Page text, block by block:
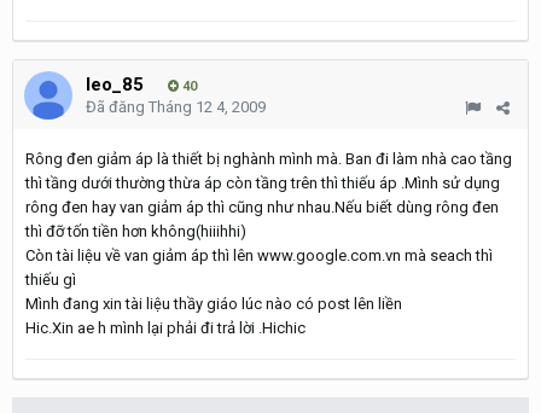
leo_85 40
Đã đăng Tháng 12 4, 2009
Rông đen giảm áp là thiết bị nghành mình mà. Ban đi làm nhà cao tầng
thì tầng dưới thường thừa áp còn tầng trên thì thiếu áp .Mình sử dụng
rông đen hay van giảm áp thì cũng như nhau.Nếu biết dùng rông đen
thì đỡ tốn tiền hơn không(hiiihhi)
Còn tài liệu về van giảm áp thì lên www.google.com.vn mà seach thì
thiếu gì
Mình đang xin tài liệu thầy giáo lúc nào có post lên liền
Hic.Xin ae h mình lại phải đi trả lời .Hichic